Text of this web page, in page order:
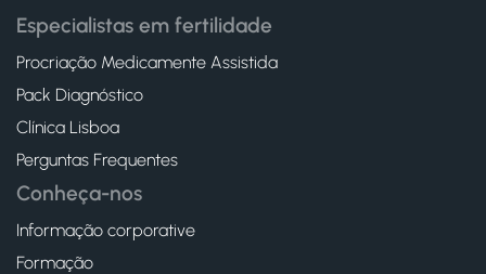
Especialistas em fertilidade
Procriação Medicamente Assistida
Pack Diagnóstico
Clínica Lisboa
Perguntas Frequentes
Conheça-nos
Informação corporative
Formação